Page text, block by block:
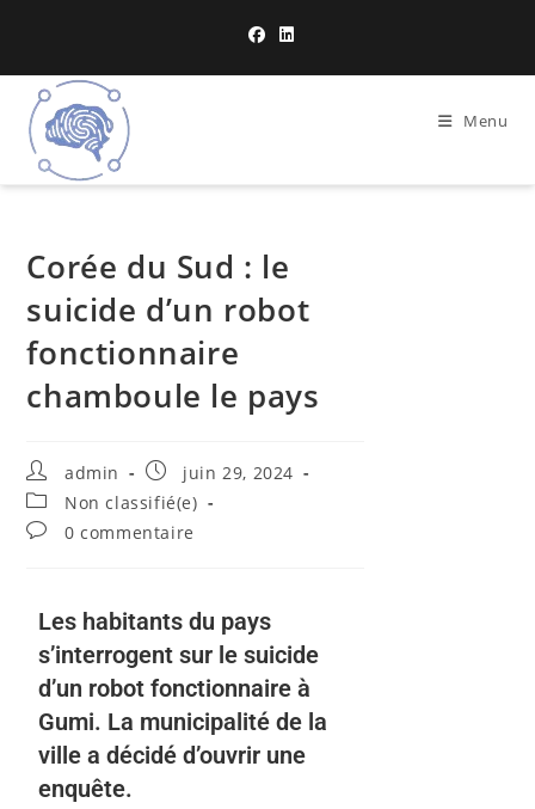
Menu
Corée du Sud : le
suicide d’un robot
fonctionnaire
chamboule le pays
admin
juin 29, 2024
Non classifié(e)
0 commentaire
Les habitants du pays
s’interrogent sur le suicide
d’un robot fonctionnaire à
Gumi. La municipalité de la
ville a décidé d’ouvrir une
enquête.